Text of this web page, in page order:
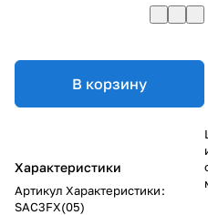
В корзину
Характеристики
Артикул Характеристики:
SAC3FX(05)